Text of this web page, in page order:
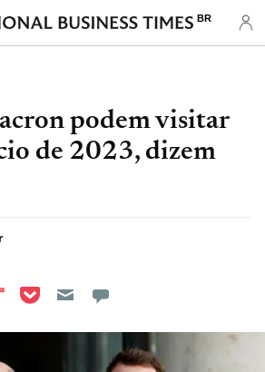
BR
podem visitar
de 2023, dizem
LinkedIn
on Reddit
on Flipboard
Share on Pocket